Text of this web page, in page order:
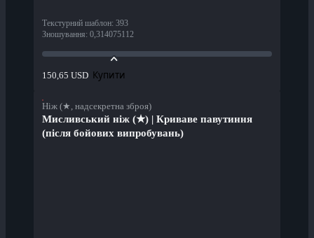
Текстурний шаблон: 393
Зношування: 0,314075112
150,65 USD Купити
Ніж (★, надсекретна зброя)
Мисливський ніж (★) | Криваве павутиння
(після бойових випробувань)